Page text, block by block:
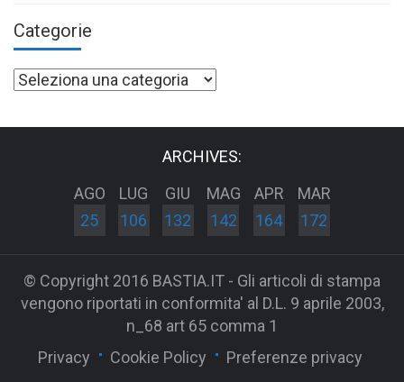
Categorie
Categorie
ARCHIVES:
AGO
25
LUG
106
GIU
132
MAG
142
APR
164
MAR
172
© Copyright 2016 BASTIA.IT - Gli articoli di stampa
vengono riportati in conformita' al D.L. 9 aprile 2003,
n_68 art 65 comma 1
Privacy
Cookie Policy Preferenze privacy